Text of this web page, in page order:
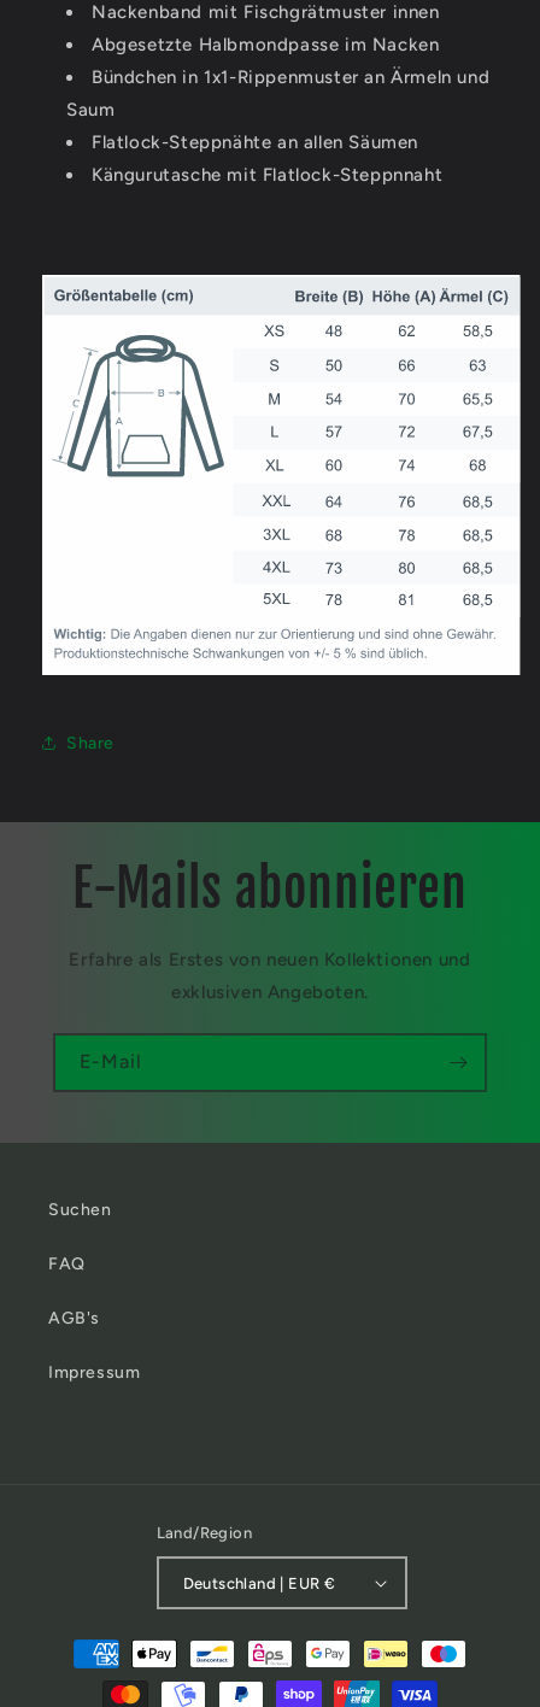
Nackenband mit Fischgrätmuster innen
Abgesetzte Halbmondpasse im Nacken
Bündchen in 1x1-Rippenmuster an Ärmeln und
Saum
Flatlock-Steppnähte an allen Säumen
Kängurutasche mit Flatlock-Steppnnaht
Share
E-Mails abonnieren
Erfahre als Erstes von neuen Kollektionen und
exklusiven Angeboten.
E-Mail
Suchen
FAQ
AGB's
Impressum
Land/Region
Deutschland | EUR €
Zahlungsmethoden